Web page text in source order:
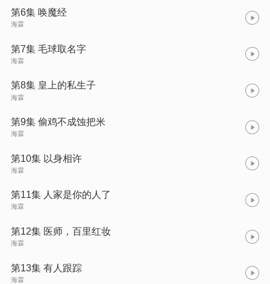
第6集 唤魔经
海霖
第7集 毛球取名字
海霖
第8集 皇上的私生子
海霖
第9集 偷鸡不成蚀把米
海霖
第10集 以身相许
海霖
第11集 人家是你的人了
海霖
第12集 医师，百里红妆
海霖
第13集 有人跟踪
海霖